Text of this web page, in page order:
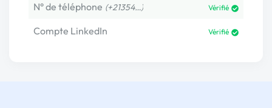
N° de téléphone (+21354…) Vérifié
Compte LinkedIn Vérifié